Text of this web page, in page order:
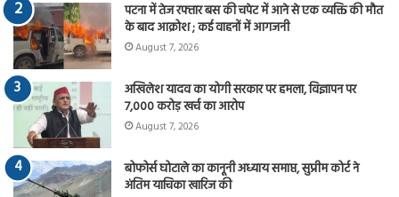
पटना में तेज रफ्तार बस की चपेट में आने से एक व्यक्ति की मौत
के बाद आक्रोश ; कई वाहनों में आगजनी
August 7, 2026
अखिलेश यादव का योगी सरकार पर हमला, विज्ञापन पर
7,000 करोड़ खर्च का आरोप
August 7, 2026
बोफोर्स घोटाले का कानूनी अध्याय समाप्त, सुप्रीम कोर्ट ने
अंतिम याचिका खारिज की